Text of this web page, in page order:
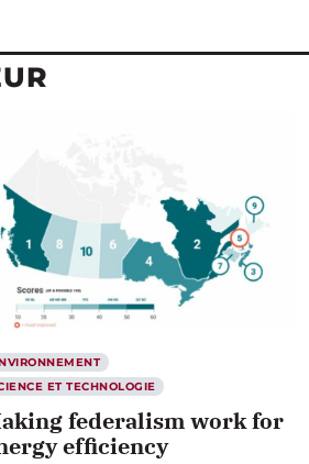
ET TECHNOLOGIE
federalism work for
efficiency